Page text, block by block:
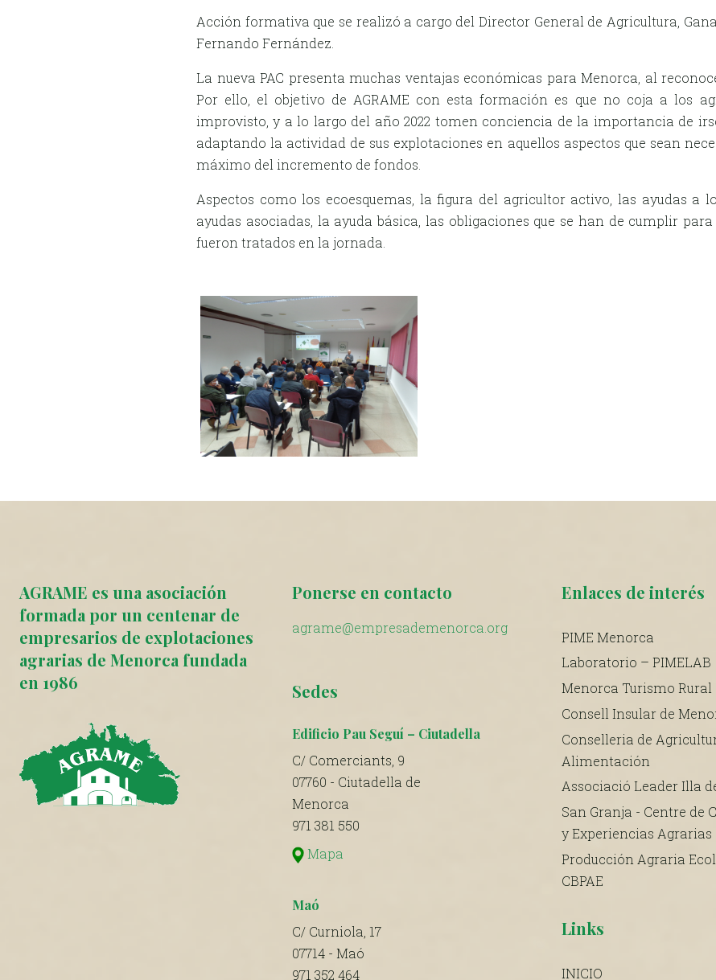
Acción formativa que se realizó a cargo del Director General de Agricultura,
Fernando Fernández.
La nueva PAC presenta muchas ventajas económicas para Menorca, al
Por ello, el objetivo de AGRAME con esta formación es que no coja a los
improvisto, y a lo largo del año 2022 tomen conciencia de la importancia de
adaptando la actividad de sus explotaciones en aquellos aspectos que sean
máximo del incremento de fondos.
Aspectos como los ecoesquemas, la figura del agricultor activo, las ayudas a
ayudas asociadas, la ayuda básica, las obligaciones que se han de cumplir para
fueron tratados en la jornada.
AGRAME es una asociación
formada por un centenar de
empresarios de explotaciones
agrarias de Menorca fundada
en 1986
Ponerse en contacto
agrame@empresademenorca.org
Sedes
Edificio Pau Seguí – Ciutadella
C/ Comerciants, 9
07760 - Ciutadella de
Menorca
971 381 550
Mapa
Maó
C/ Curniola, 17
07714 - Maó
971 352 464
Enlaces de interés
PIME Menorca
Laboratorio – PIMELAB
Menorca Turismo Rural
Consell Insular de
Conselleria de
Alimentación
Associació Leader Illa
San Granja - Centre de
y Experiencias Agrarias
Producción Agraria
CBPAE
Links
INICIO